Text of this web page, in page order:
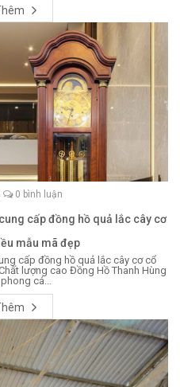
0 bình luận
cấp đồng hồ quả lắc cây cơ
mẫu mã đẹp
cấp đồng hồ quả lắc cây cơ cổ
lượng cao Đồng Hồ Thanh Hùng
cá...